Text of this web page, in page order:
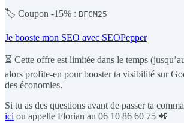
🏷️ Coupon -15% : BFCM25
Je booste mon SEO avec SEOPepper
⏳ Cette offre est limitée dans le temps
alors profite-en pour booster ta visibilité sur
des économies.
Si tu as des questions avant de passer ta
ici ou appelle Florian au 06 10 86 60 75 📲